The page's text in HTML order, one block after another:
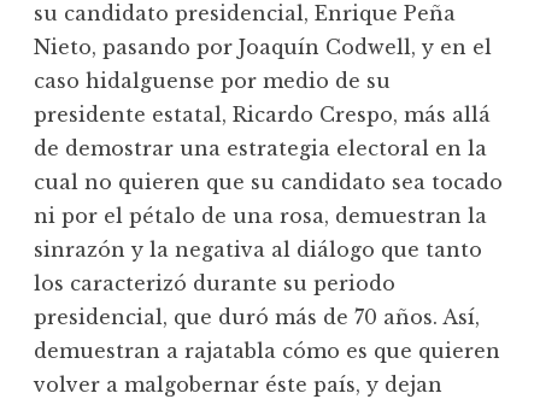
su candidato presidencial, Enrique Peña
Nieto, pasando por Joaquín Codwell, y en el
caso hidalguense por medio de su
presidente estatal, Ricardo Crespo, más allá
de demostrar una estrategia electoral en la
cual no quieren que su candidato sea tocado
ni por el pétalo de una rosa, demuestran la
sinrazón y la negativa al diálogo que tanto
los caracterizó durante su periodo
presidencial, que duró más de 70 años. Así,
demuestran a rajatabla cómo es que quieren
volver a malgobernar éste país, y dejan